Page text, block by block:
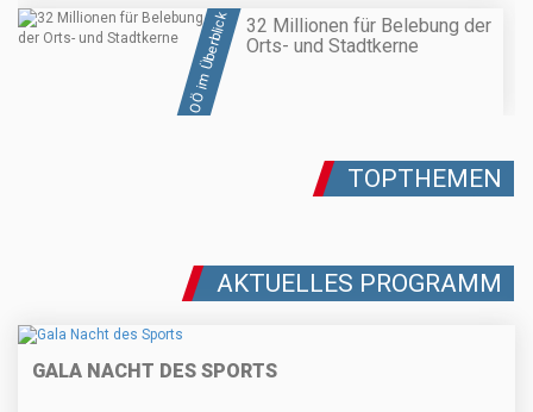
OÖ im Überblick
32 Millionen für Belebung der
Orts- und Stadtkerne
TOPTHEMEN
AKTUELLES PROGRAMM
GALA NACHT DES SPORTS